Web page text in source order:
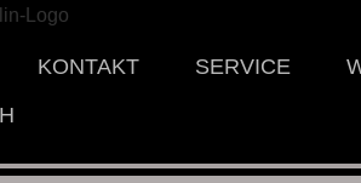
KONTAKT SERVICE